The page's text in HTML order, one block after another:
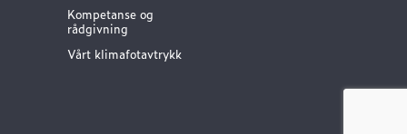
Kompetanse og
rådgivning
Vårt klimafotavtrykk